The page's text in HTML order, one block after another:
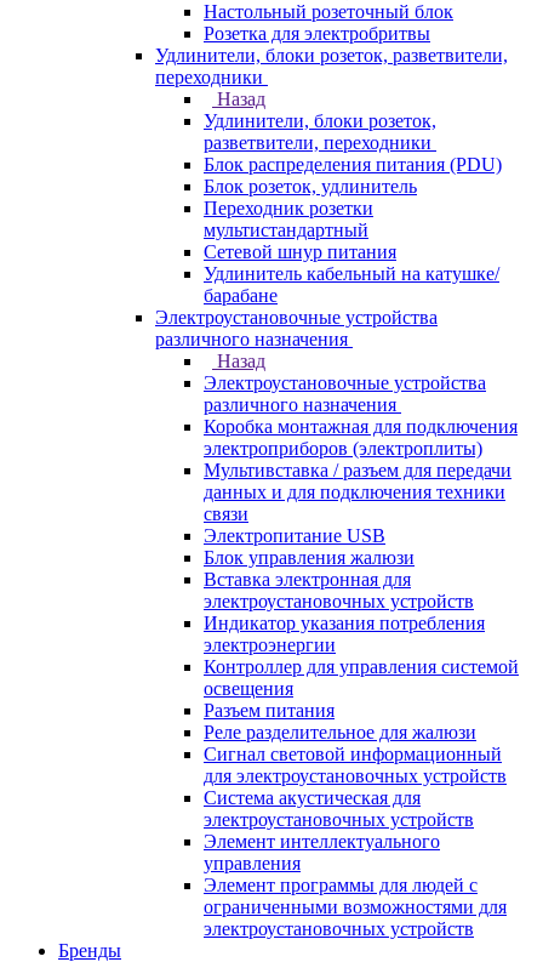
Настольный розеточный блок
Розетка для электробритвы
Удлинители, блоки розеток, разветвители,
переходники
Назад
Удлинители, блоки розеток,
разветвители, переходники
Блок распределения питания (PDU)
Блок розеток, удлинитель
Переходник розетки
мультистандартный
Сетевой шнур питания
Удлинитель кабельный на катушке/
барабане
Электроустановочные устройства
различного назначения
Назад
Электроустановочные устройства
различного назначения
Коробка монтажная для подключения
электроприборов (электроплиты)
Мультивставка / разъем для передачи
данных и для подключения техники
связи
Электропитание USB
Блок управления жалюзи
Вставка электронная для
электроустановочных устройств
Индикатор указания потребления
электроэнергии
Контроллер для управления системой
освещения
Разъем питания
Реле разделительное для жалюзи
Сигнал световой информационный
для электроустановочных устройств
Система акустическая для
электроустановочных устройств
Элемент интеллектуального
управления
Элемент программы для людей с
ограниченными возможностями для
электроустановочных устройств
Бренды